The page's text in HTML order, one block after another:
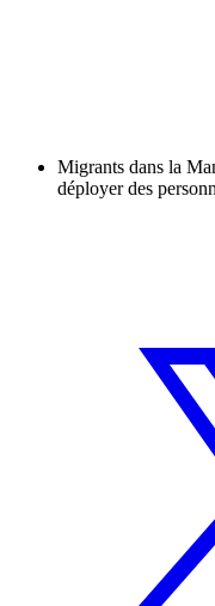
Migrants dans la
déployer des